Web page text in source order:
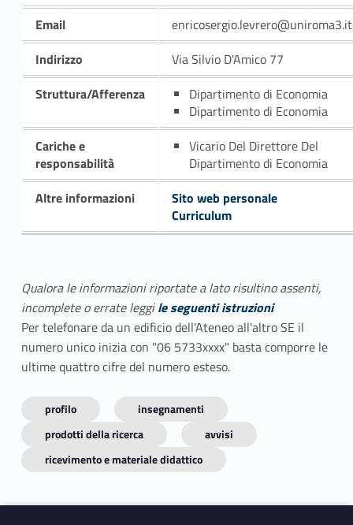
Email
enricosergio.levrero@uniroma3.it
Indirizzo
Via Silvio D'Amico 77
Struttura/Afferenza
Dipartimento di Economia
Dipartimento di Economia
Cariche e
responsabilità
Vicario Del Direttore Del
Dipartimento di Economia
Altre informazioni
Sito web personale
Curriculum
Qualora le informazioni riportate a lato risultino assenti,
incomplete o errate leggile seguenti istruzioni
Per telefonare da un edificio dell'Ateneo all'altro SE il
numero unico inizia con "06 5733xxxx" basta comporre le
ultime quattro cifre del numero esteso.
profilo
insegnamenti
prodotti della ricerca
avvisi
ricevimento e materiale didattico